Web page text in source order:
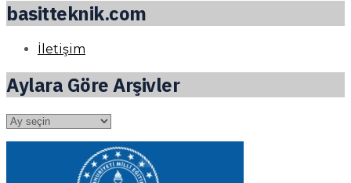
basitteknik.com
İletişim
Aylara Göre Arşivler
Aylara